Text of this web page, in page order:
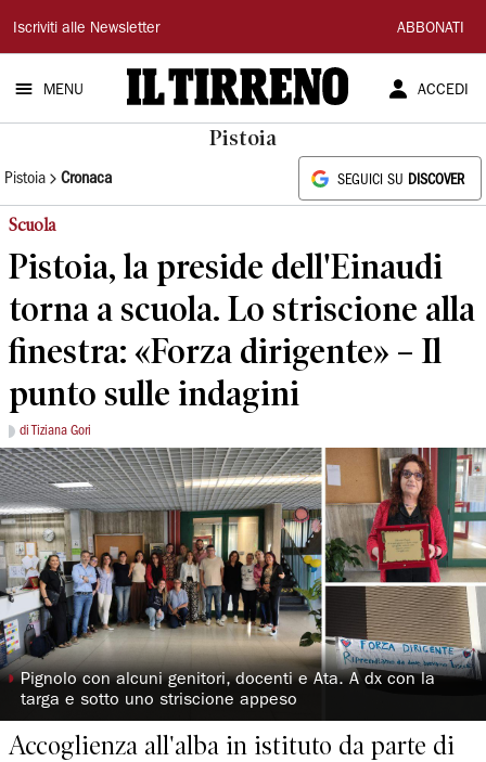
Il
Tirreno
Iscriviti alle Newsletter ABBONATI
MENU ACCEDI
Pistoia
Pistoia Cronaca SEGUICI SU DISCOVER
Scuola
Pistoia, la preside dell'Einaudi
torna a scuola. Lo striscione alla
finestra: «Forza dirigente» – Il
punto sulle indagini
di Tiziana Gori
◗Pignolo con alcuni genitori, docenti e Ata. A dx con la
targa e sotto uno striscione appeso
Accoglienza all'alba in istituto da parte di